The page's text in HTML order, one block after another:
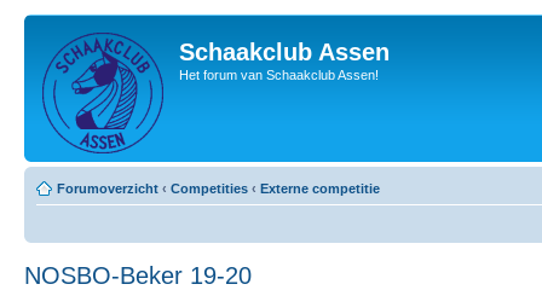
Schaakclub Assen
Het forum van Schaakclub Assen!
Forumoverzicht ‹ Competities ‹ Externe competitie
NOSBO-Beker 19-20